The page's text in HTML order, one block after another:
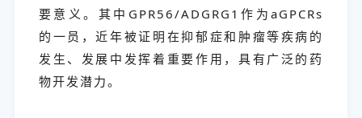
要意义。其中GPR56/ADGRG1作为aGPCRs
的一员，近年被证明在抑郁症和肿瘤等疾病的
发生、发展中发挥着重要作用，具有广泛的药
物开发潜力。